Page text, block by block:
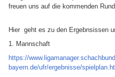
freuen uns auf die kommenden
Hier geht es zu den Ergebnsissen
1. Mannschaft
https://
bayern.de/ufr/ergebnisse/